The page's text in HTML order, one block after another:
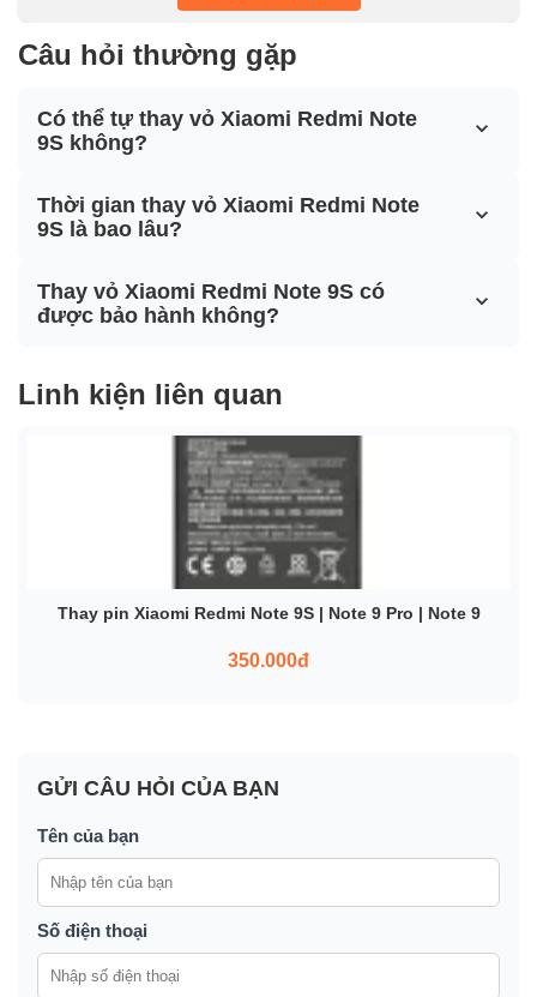
Câu hỏi thường gặp
Có thể tự thay vỏ Xiaomi Redmi Note
9S không?
Thời gian thay vỏ Xiaomi Redmi Note
9S là bao lâu?
Thay vỏ Xiaomi Redmi Note 9S có
được bảo hành không?
Linh kiện liên quan
Thay pin Xiaomi Redmi Note 9S | Note 9 Pro | Note 9
350.000đ
GỬI CÂU HỎI CỦA BẠN
Tên của bạn
Số điện thoại